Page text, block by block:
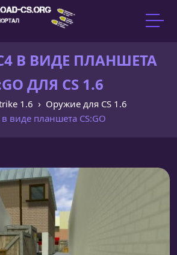
В ВИДЕ ПЛАНШЕТА
ДЛЯ CS 1.6
1.6
Оружие для CS 1.6
в виде планшета CS:GO